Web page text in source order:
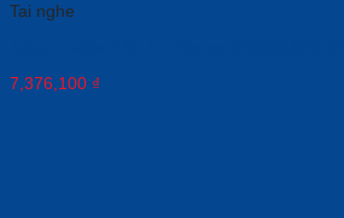
Tai nghe
7,376,100 ₫